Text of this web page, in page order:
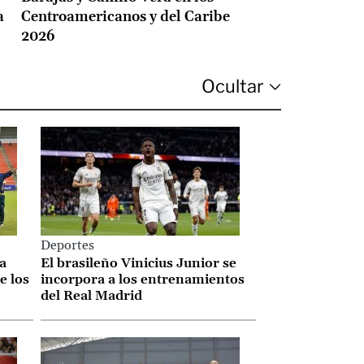
Centroamericanos y del Caribe
2026
los
Deportes
El brasileño Vinicius Junior se
incorpora a los entrenamientos
del Real Madrid